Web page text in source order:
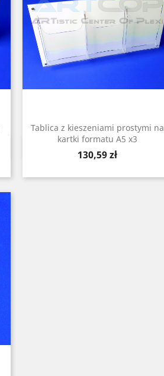
Tablica z kieszeniami prostymi na
kartki formatu A5 x3
Cena
130,59 zł
Szybki podgląd